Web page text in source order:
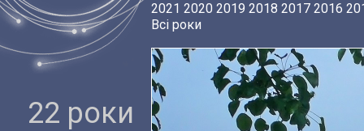
22 роки
2021 2020 2019 2018 2017 2016
Всі роки